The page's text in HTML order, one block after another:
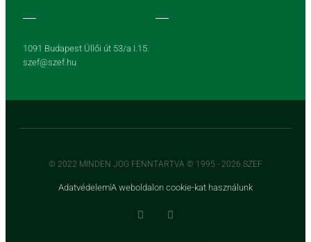
1091 Budapest Üllői út 53/a I.15.
szef@szef.hu
© 2022 MINDEN JOG FENNTARTVA © 1995 - 2026 SZEF
AdatvédelemA weboldalon cookie-kat használunk